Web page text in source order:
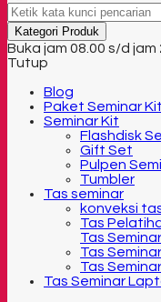
Kategori Produk
Buka jam 08.00 s/d jam
Tutup
Blog
Paket Seminar Kit
Seminar Kit
Flashdisk
Gift Set
Pulpen
Tumbler
Tas seminar
konveksi
Tas
Tas Seminar
Tas
Tas
Tas Seminar